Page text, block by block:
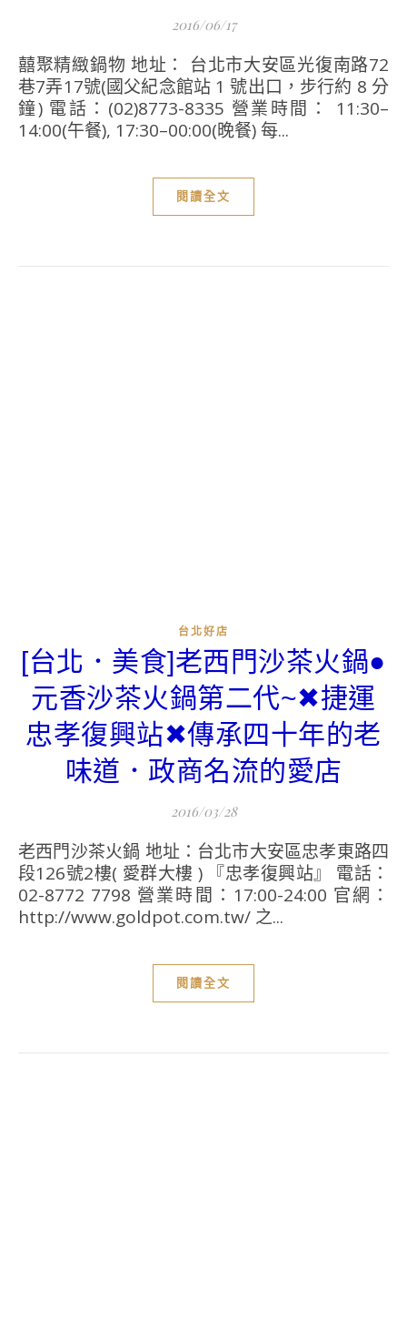
2016/06/17
囍聚精緻鍋物 地址： 台北市大安區光復南路72
巷7弄17號(國父紀念館站 1 號出口，步行約 8 分
鐘) 電話：(02)8773-8335 營業時間： 11:30–
14:00(午餐), 17:30–00:00(晚餐) 每...
閱讀全文
台北好店
[台北．美食]老西門沙茶火鍋●
元香沙茶火鍋第二代~✖捷運
忠孝復興站✖傳承四十年的老
味道．政商名流的愛店
2016/03/28
老西門沙茶火鍋 地址：台北市大安區忠孝東路四
段126號2樓( 愛群大樓 ) 『忠孝復興站』 電話：
02-8772 7798 營業時間：17:00-24:00 官網：
http://www.goldpot.com.tw/ 之...
閱讀全文